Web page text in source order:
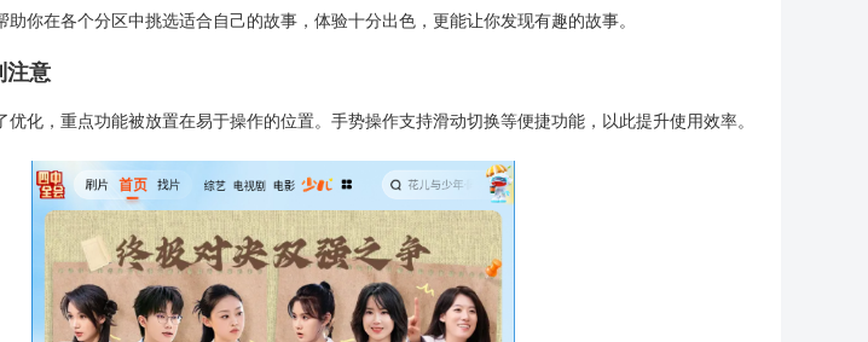
你在各个分区中挑选适合自己的故事，体验十分出色，更能让你发现有趣的故事。
注意
化，重点功能被放置在易于操作的位置。手势操作支持滑动切换等便捷功能，以此提升使用效率。